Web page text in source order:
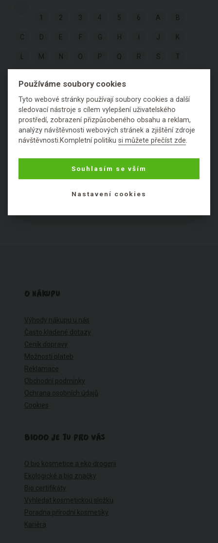
1 2 3 4 5 6 A B
C D E F G H I J K
L M N O P Q R S T
KOSMETICKÉ SLOŽKY PODLE
HODNOCENÍ:
O NÁKUPU
Výhody nákupu u nás
Často kladené dotazy
Ceník dopravy
Možnosti plateb
Reklamace
Obchodní podmínky
Ochrana osobních údajů
Cookies
BIOOO JE TU PRO VÁS
O bio kosmetice a eko drogerii
Ekologické a bio značky
Bio certifikáty
Vyhledat kosmetickou složku
Poradna přírodní kosmetiky
Kariéra
Používáme soubory cookies
Tyto webové stránky používají soubory cookies a další
sledovací nástroje s cílem vylepšení uživatelského
prostředí, zobrazení přizpůsobeného obsahu a reklam,
analýzy návštěvnosti webových stránek a zjištění zdroje
návštěvnosti.Kompletní politikusi můžete přečíst zde.
Souhlasím se vším
Nastavení cookies